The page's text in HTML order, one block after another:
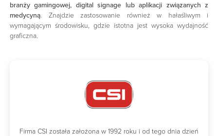
branży gamingowej, digital signage lub aplikacji związanych z
medycyną. Znajdzie zastosowanie również w hałaśliwym i
wymagającym środowisku, gdzie istotna jest wysoka wydajność
graficzna.
Firma CSI została założona w 1992 roku i od tego dnia dzień